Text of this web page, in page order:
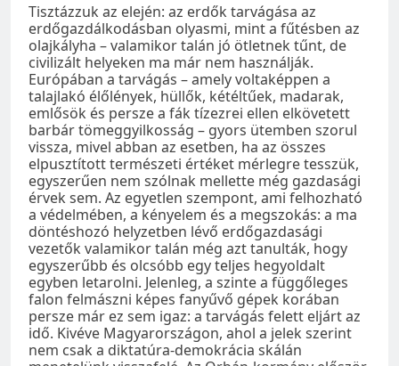
Tisztázzuk az elején: az erdők tarvágása az
erdőgazdálkodásban olyasmi, mint a fűtésben az
olajkályha – valamikor talán jó ötletnek tűnt, de
civilizált helyeken ma már nem használják.
Európában a tarvágás – amely voltaképpen a
talajlakó élőlények, hüllők, kétéltűek, madarak,
emlősök és persze a fák tízezrei ellen elkövetett
barbár tömeggyilkosság – gyors ütemben szorul
vissza, mivel abban az esetben, ha az összes
elpusztított természeti értéket mérlegre tesszük,
egyszerűen nem szólnak mellette még gazdasági
érvek sem. Az egyetlen szempont, ami felhozható
a védelmében, a kényelem és a megszokás: a ma
döntéshozó helyzetben lévő erdőgazdasági
vezetők valamikor talán még azt tanulták, hogy
egyszerűbb és olcsóbb egy teljes hegyoldalt
egyben letarolni. Jelenleg, a szinte a függőleges
falon felmászni képes fanyűvő gépek korában
persze már ez sem igaz: a tarvágás felett eljárt az
idő. Kivéve Magyarországon, ahol a jelek szerint
nem csak a diktatúra-demokrácia skálán